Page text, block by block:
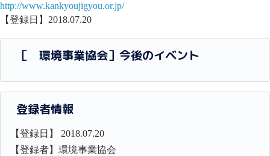
http://www.kankyoujigyou.or.jp/
【登録日】2018.07.20
［ 環境事業協会］今後のイベント
登録者情報
【登録日】 2018.07.20
【登録者】環境事業協会